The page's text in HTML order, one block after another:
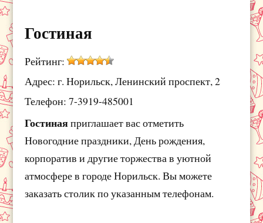
Гостиная
Рейтинг:
Адрес: г. Норильск, Ленинский проспект, 2
Телефон: 7-3919-485001
Гостинаяприглашает вас отметить
Новогодние праздники, День рождения,
корпоратив и другие торжества в уютной
атмосфере в городе Норильск. Вы можете
заказать столик по указанным телефонам.